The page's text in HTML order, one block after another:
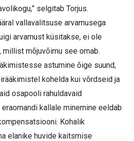
selgitab Torjus.
vallavalitsuse arvamusega
arvamust küsitakse, ei ole
mõjuvõimu see omab.
astumine õige suund,
kohelda kui võrdseid ja
osapooli rahuldavaid
kallale minemine eeldab
Kohalik
elanike huvide kaitsmise